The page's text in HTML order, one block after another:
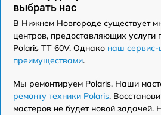
выбрать нас
В Нижнем Новгороде существует
центров, предоставляющих услуги
Polaris TT 60V. Однако наш сервис-
преимуществами.
Мы ремонтируем Polaris. Наши
ремонту техники Polaris.
мастеров не будет новой задачей.